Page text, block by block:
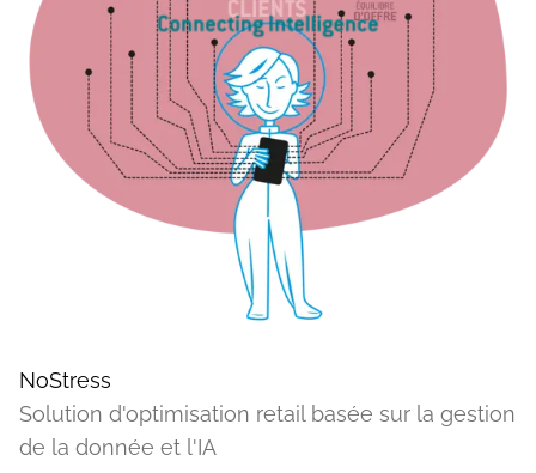
NoStress
Solution d'optimisation retail basée sur la gestion
de la donnée et l'IA